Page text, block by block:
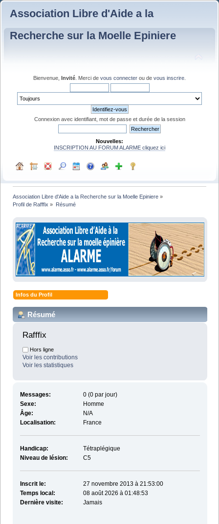
Association Libre d'Aide a la
Recherche sur la Moelle Epiniere
Bienvenue, Invité . Merci de vous connecter ou de vous inscrire
Connexion avec identifiant, mot de passe et durée de la session
Nouvelles:
INSCRIPTION AU FORUM ALARME cliquez ici
Association Libre d'Aide a la Recherche sur la Moelle Epiniere »
Profil de Rafffix » Résumé
Infos du Profil
Résumé
Rafffix
Hors ligne
Voir les contributions
Voir les statistiques
Messages:
0 (0 par jour)
Sexe:
Homme
Âge:
N/A
Localisation:
France
Handicap:
Tétraplégique
Niveau de lésion:
C5
Inscrit le:
27 novembre 2013 à 21:53:00
Temps local:
08 août 2026 à 01:48:53
Dernière visite:
Jamais